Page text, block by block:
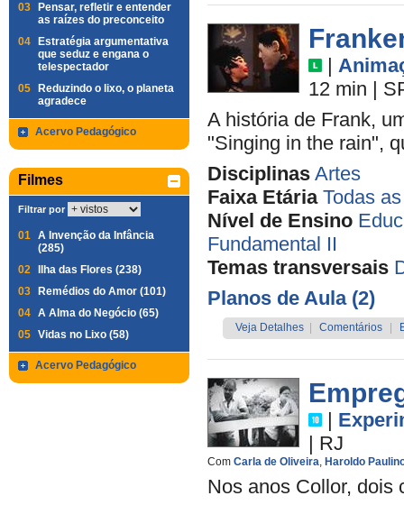
03
Pensar, refletir e entender
as raízes do preconceito
04
Estratégia argumentativa
que seduz e engana o
telespectador
05
Reduzindo o lixo, o planeta
agradece
Acervo Pedagógico
Filmes
Filtrar por
01 A Invenção da Infância
(285)
02
Ilha das Flores (238)
03
Remédios do Amor (101)
04 A Alma do Negócio (65)
05 Vidas no Lixo (58)
Acervo Pedagógico
|
12 min |
A história de Frank,
"Singing in the rain",
Disciplinas Artes
Faixa Etária Todas
Nível de Ensino
Fundamental II
Temas transversais
Planos de Aula (2)
Veja Detalhes Comentários
|
| RJ
Com Carla de Oliveira, Haroldo
Nos anos Collor,